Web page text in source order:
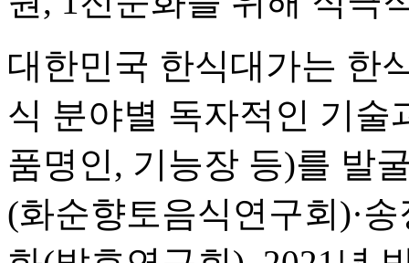
대한민국 한식대가는 한
식 분야별 독자적인 기술
품명인, 기능장 등)를 발
(화순향토음식연구회)·